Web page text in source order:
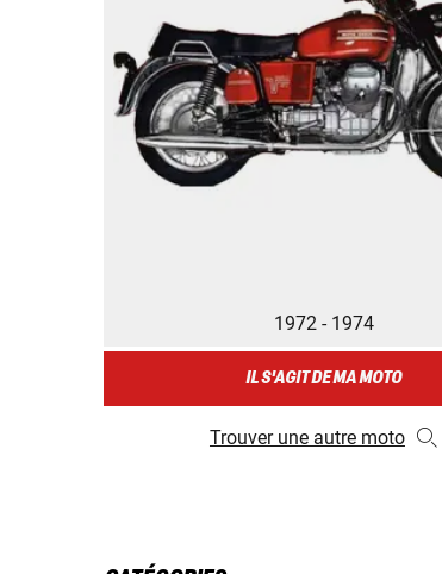
1972 - 1974
IL S'AGIT DE MA MOTO
Trouver une autre moto